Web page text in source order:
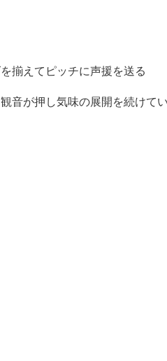
揃えてピッチに声援を送る
音が押し気味の展開を続けて